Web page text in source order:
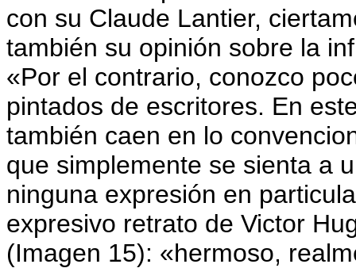
con su Claude Lantier,
también su opinión sobre la
«Por el contrario, conozco
pintados de escritores. En
también caen en lo
que simplemente se sienta a
ninguna expresión en
expresivo retrato de Victor
(Imagen 15): «hermoso,